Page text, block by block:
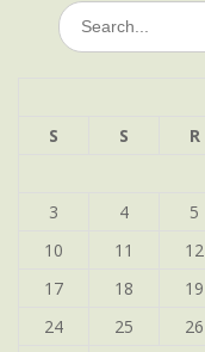
Search
for:
S
S R
3
4 5
10
11 12
17
18 19
24
25 26